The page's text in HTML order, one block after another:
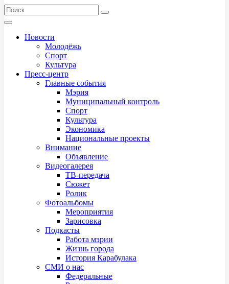
Новости
Молодёжь
Спорт
Культура
Пресс-центр
Главные события
Мэрия
Муниципальный контроль
Спорт
Культура
Экономика
Национальные проекты
Внимание
Объявление
Видеогалерея
ТВ-передача
Сюжет
Ролик
Фотоальбомы
Мероприятия
Зарисовка
Подкасты
Работа мэрии
Жизнь города
История Карабулака
СМИ о нас
Федеральные